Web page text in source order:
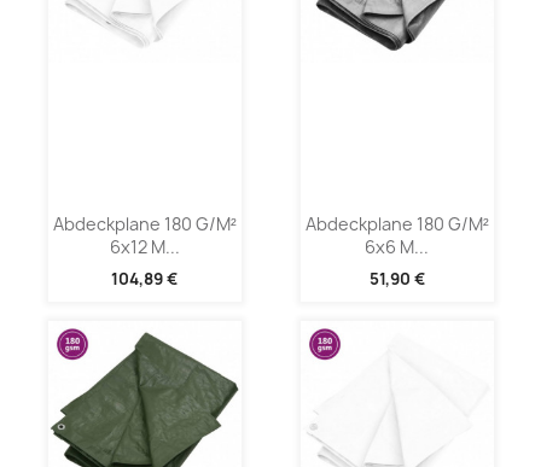
Abdeckplane 180 G/m²
6x12 M...
104,89 €
Abdeckplane 180 G/m²
6x6 M...
51,90 €